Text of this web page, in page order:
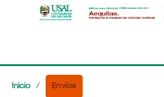
Inicio / Envíos